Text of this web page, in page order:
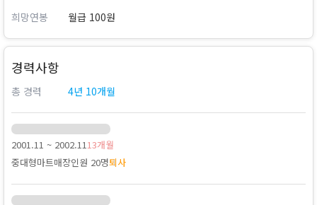
희망연봉
월급 100원
경력사항
총 경력 4년 10개월
2001.11 ~ 2002.1113개월
중대형마트매장인원 20명퇴사